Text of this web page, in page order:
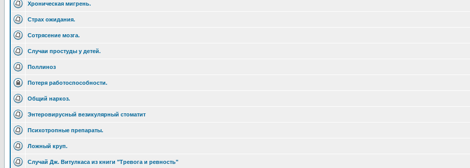
Хроническая мигрень.
Страх ожидания.
Сотрясение мозга.
Случаи простуды у детей.
Поллиноз
Потеря работоспособности.
Общий наркоз.
Энтеровирусный везикулярный стоматит
Психотропные препараты.
Ложный круп.
Случай Дж. Витулкаса из книги "Тревога и ревность"